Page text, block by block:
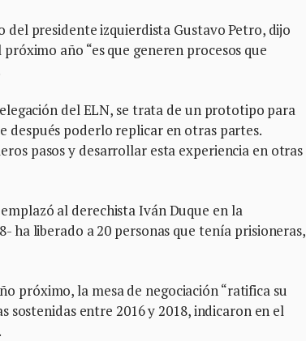
presidente izquierdista Gustavo Petro, dijo
año “es que generen procesos que
del ELN, se trata de un prototipo para
después poderlo replicar en otras partes.
pasos y desarrollar esta experiencia en otras
al derechista Iván Duque en la
ha liberado a 20 personas que tenía prisioneras,
próximo, la mesa de negociación “ratifica su
entre 2016 y 2018, indicaron en el